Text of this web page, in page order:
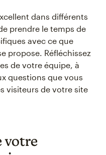
dans différents
prendre le temps de
avec ce que
propose. Réfléchissez
de votre équipe, à
questions que vous
visiteurs de votre site
votre